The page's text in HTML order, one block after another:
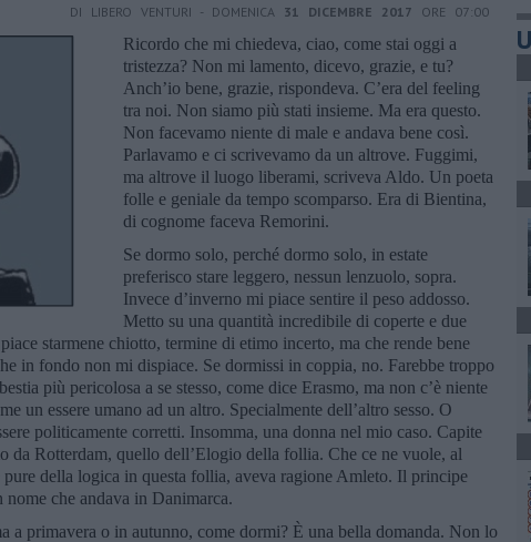
DI LIBERO VENTURI - DOMENICA 31 DICEMBRE 2017 ORE 07:00
Ricordo che mi chiedeva, ciao, come stai oggi a
tristezza? Non mi lamento, dicevo, grazie, e tu?
Anch’io bene, grazie, rispondeva. C’era del feeling
tra noi. Non siamo più stati insieme. Ma era questo.
Non facevamo niente di male e andava bene così.
Parlavamo e ci scrivevamo da un altrove. Fuggimi,
ma altrove il luogo liberami, scriveva Aldo. Un poeta
folle e geniale da tempo scomparso. Era di Bientina,
di cognome faceva Remorini.
Se dormo solo, perché dormo solo, in estate
preferisco stare leggero, nessun lenzuolo, sopra.
Invece d’inverno mi piace sentire il peso addosso.
Metto su una quantità incredibile di coperte e due
starmene chiotto, termine di etimo incerto, ma che rende bene
in fondo non mi dispiace. Se dormissi in coppia, no. Farebbe troppo
più pericolosa a se stesso, come dice Erasmo, ma non c’è niente
un essere umano ad un altro. Specialmente dell’altro sesso. O
politicamente corretti. Insomma, una donna nel mio caso. Capite
da Rotterdam, quello dell’Elogio della follia. Che ce ne vuole, al
pure della logica in questa follia, aveva ragione Amleto. Il principe
che andava in Danimarca.
a primavera o in autunno, come dormi? È una bella domanda. Non lo